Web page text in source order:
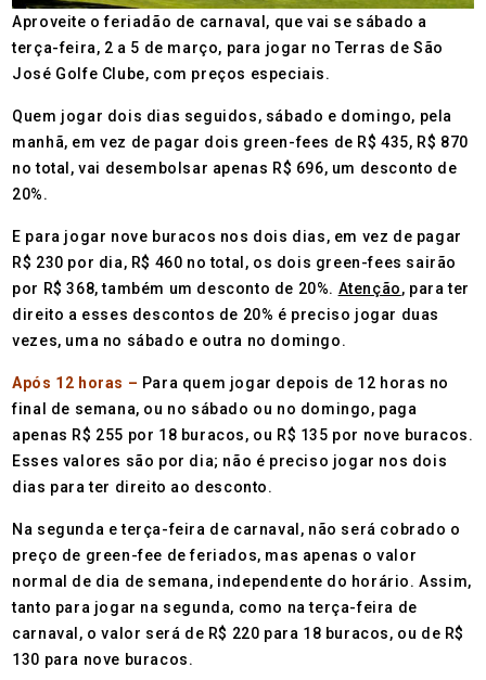
Aproveite o feriadão de carnaval, que vai se sábado a
terça-feira, 2 a 5 de março, para jogar no Terras de São
José Golfe Clube, com preços especiais.
Quem jogar dois dias seguidos, sábado e domingo, pela
manhã, em vez de pagar dois green-fees de R$ 435, R$ 870
no total, vai desembolsar apenas R$ 696, um desconto de
20%.
E para jogar nove buracos nos dois dias, em vez de pagar
R$ 230 por dia, R$ 460 no total, os dois green-fees sairão
por R$ 368, também um desconto de 20%. Atenção, para ter
direito a esses descontos de 20% é preciso jogar duas
vezes, uma no sábado e outra no domingo.
Após 12 horas – Para quem jogar depois de 12 horas no
final de semana, ou no sábado ou no domingo, paga
apenas R$ 255 por 18 buracos, ou R$ 135 por nove buracos.
Esses valores são por dia; não é preciso jogar nos dois
dias para ter direito ao desconto.
Na segunda e terça-feira de carnaval, não será cobrado o
preço de green-fee de feriados, mas apenas o valor
normal de dia de semana, independente do horário. Assim,
tanto para jogar na segunda, como na terça-feira de
carnaval, o valor será de R$ 220 para 18 buracos, ou de R$
130 para nove buracos.